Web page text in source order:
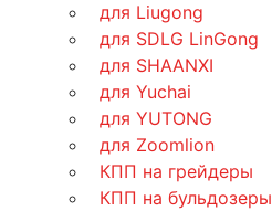
для Liugong
для SDLG LinGong
для SHAANXI
для Yuchai
для YUTONG
для Zoomlion
КПП на грейдеры
КПП на бульдозеры